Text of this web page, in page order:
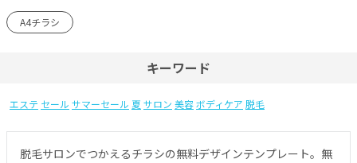
A4チラシ
キーワード
エステ セール サマーセール 夏 サロン 美容ボディケア 脱毛
脱毛サロンでつかえるチラシの無料デザインテンプレート。無